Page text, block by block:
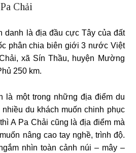
Chải
danh là địa đầu cực Tây của đất
phân chia biên giới 3 nước Việt
xã Sín Thầu, huyện Mường
250 km.
là một trong những địa điểm du
du khách muốn chinh phục
A Pa Chải cũng là địa điểm mà
nâng cao tay nghề, trình độ.
nhìn toàn cảnh núi – mây –